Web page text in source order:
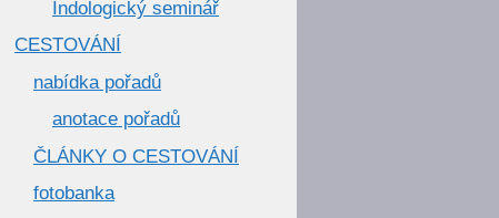
Indologický seminář
CESTOVÁNÍ
nabídka pořadů
anotace pořadů
ČLÁNKY O CESTOVÁNÍ
fotobanka